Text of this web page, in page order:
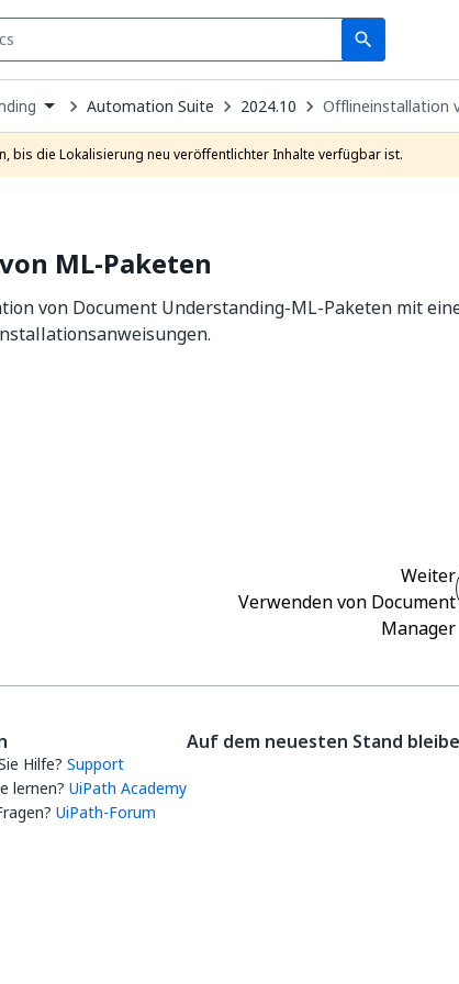
search
Search
Automation Suite 2024.10 Offlineinstallation
bis die Lokalisierung neu veröffentlichter Inhalte verfügbar ist.
ML-Paketen
von Document Understanding-ML-Paketen mit
Weiter
Verwenden von Document
Manager
Hilfe? Support
lernen? UiPath Academy
UiPath-Forum
Auf dem neuesten Stand